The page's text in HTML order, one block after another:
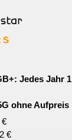
S
Jedes Jahr 1
ohne Aufpreis
€
€